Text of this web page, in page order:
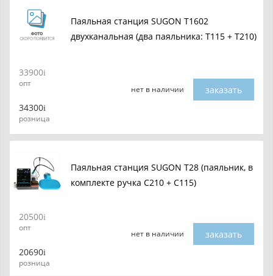
Паяльная станция SUGON T1602
двухканальная (два паяльника: T115 + T210)
33900
опт
34300
розница
нет в наличии заказать
Паяльная станция SUGON T28 (паяльник, в
комплекте ручка С210 + C115)
20500
опт
20690
розница
нет в наличии заказать